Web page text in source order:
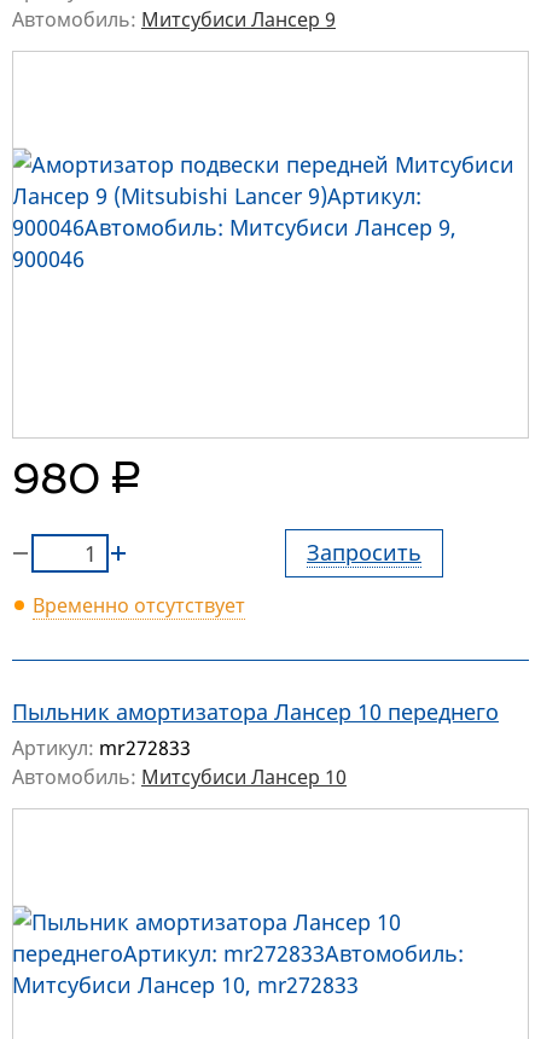
Автомобиль: Митсубиси Лансер 9
980 руб.
Запросить
Временно отсутствует
Пыльник амортизатора Лансер 10 переднего
Артикул: mr272833
Автомобиль: Митсубиси Лансер 10